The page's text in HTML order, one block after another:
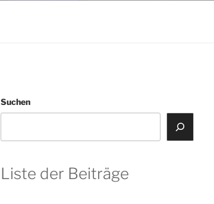
Suchen
Liste der Beiträge